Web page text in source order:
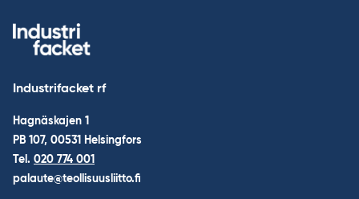
Industrifacket rf
Hagnäskajen 1
PB 107, 00531 Helsingfors
Tel. 020 774 001
palaute@teollisuusliitto.fi